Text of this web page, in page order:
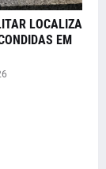
LOCALIZA
EM